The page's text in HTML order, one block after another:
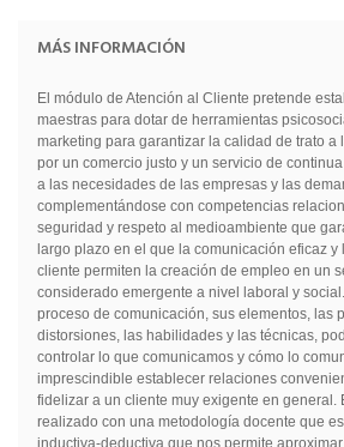
MÁS INFORMACIÓN
El módulo de Atención al Cliente pretende
maestras para dotar de herramientas
marketing para garantizar la calidad de trato a
por un comercio justo y un servicio de
a las necesidades de las empresas y las
complementándose con competencias
seguridad y respeto al medioambiente que
largo plazo en el que la comunicación eficaz y
cliente permiten la creación de empleo en un
considerado emergente a nivel laboral y
proceso de comunicación, sus elementos, las
distorsiones, las habilidades y las técnicas,
controlar lo que comunicamos y cómo lo
imprescindible establecer relaciones
fidelizar a un cliente muy exigente en general.
realizado con una metodología docente que
inductiva-deductiva que nos permite